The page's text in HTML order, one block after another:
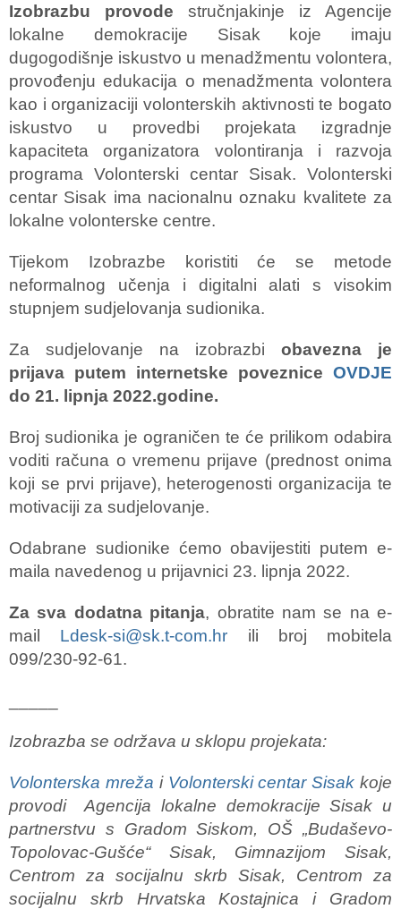
Izobrazbu provode stručnjakinje iz Agencije
lokalne demokracije Sisak koje imaju
dugogodišnje iskustvo u menadžmentu volontera,
provođenju edukacija o menadžmenta volontera
kao i organizaciji volonterskih aktivnosti te bogato
iskustvo u provedbi projekata izgradnje
kapaciteta organizatora volontiranja i razvoja
programa Volonterski centar Sisak. Volonterski
centar Sisak ima nacionalnu oznaku kvalitete za
lokalne volonterske centre.
Tijekom Izobrazbe koristiti će se metode
neformalnog učenja i digitalni alati s visokim
stupnjem sudjelovanja sudionika.
Za sudjelovanje na izobrazbi obavezna je
prijava putem internetske poveznice OVDJE
do 21. lipnja 2022.godine.
Broj sudionika je ograničen te će prilikom odabira
voditi računa o vremenu prijave (prednost onima
koji se prvi prijave), heterogenosti organizacija te
motivaciji za sudjelovanje.
Odabrane sudionike ćemo obavijestiti putem e-
maila navedenog u prijavnici 23. lipnja 2022.
Za sva dodatna pitanja, obratite nam se na e-
mail Ldesk-si@sk.t-com.hr ili broj mobitela
099/230-92-61.
Izobrazba se održava u sklopu projekata:
Volonterska mreža i Volonterski centar Sisak koje
provodi Agencija lokalne demokracije Sisak u
partnerstvu s Gradom Siskom, OŠ „Budaševo-
Topolovac-Gušće“ Sisak, Gimnazijom Sisak,
Centrom za socijalnu skrb Sisak, Centrom za
socijalnu skrb Hrvatska Kostajnica i Gradom